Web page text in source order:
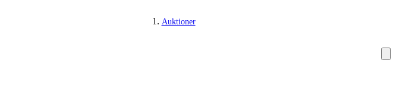
Auktioner